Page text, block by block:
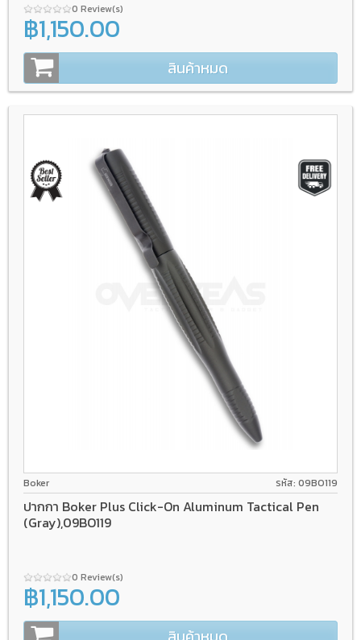
0 Review(s)
฿1,150.00
สินค้าหมด
Boker รหัส: 09BO119
ปากกา Boker Plus Click-On Aluminum Tactical Pen
(Gray),09BO119
0 Review(s)
฿1,150.00